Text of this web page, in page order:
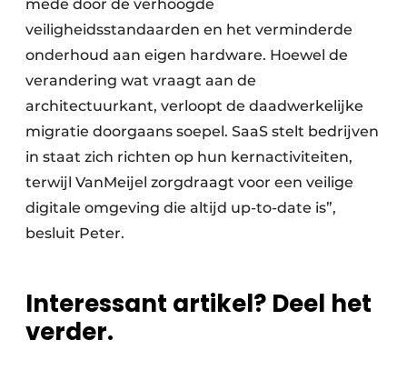
mede door de verhoogde
veiligheidsstandaarden en het verminderde
onderhoud aan eigen hardware. Hoewel de
verandering wat vraagt aan de
architectuurkant, verloopt de daadwerkelijke
migratie doorgaans soepel. SaaS stelt bedrijven
in staat zich richten op hun kernactiviteiten,
terwijl VanMeijel zorgdraagt voor een veilige
digitale omgeving die altijd up-to-date is”,
besluit Peter.
Interessant artikel? Deel het
verder.